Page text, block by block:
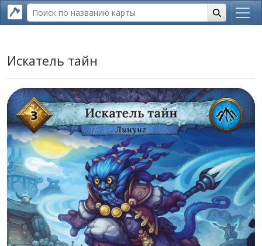
Искатель тайн